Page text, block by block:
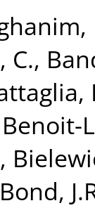
C.,
Benoit-
,
Bond,